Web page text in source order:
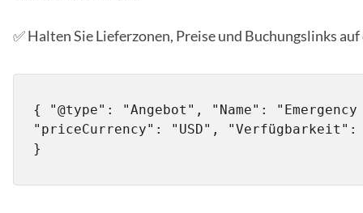
✅ Halten Sie Lieferzonen, Preise und Buchungslinks
{ "@type": "Angebot", "Name":
"priceCurrency": "USD",
}